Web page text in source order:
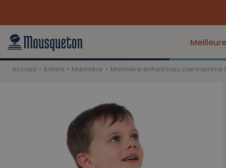
Accueil Enfant Marinière Marinière enfant bleu ciel imprimé